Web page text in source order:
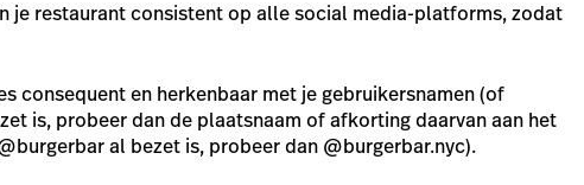
je restaurant consistent op alle social media-platforms, zodat
consequent en herkenbaar met je gebruikersnamen (of
is, probeer dan de plaatsnaam of afkorting daarvan aan het
al bezet is, probeer dan @burgerbar.nyc).